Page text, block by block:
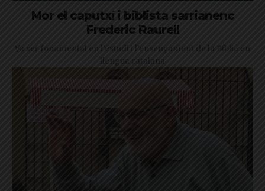
Mor el caputxí i biblista sarrianenc
Frederic Raurell
Va ser fonamental en l’estudi i l’ensenyament de la Bíblia en
llengua catalana